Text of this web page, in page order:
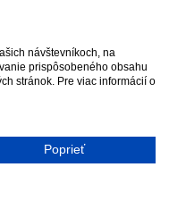
Tvorba www stránok
návštevníkoch, na
prispôsobeného obsahu
stránok. Pre viac informácií o
Poprieť